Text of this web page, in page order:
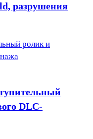
разрушения
ролик и
DLC-